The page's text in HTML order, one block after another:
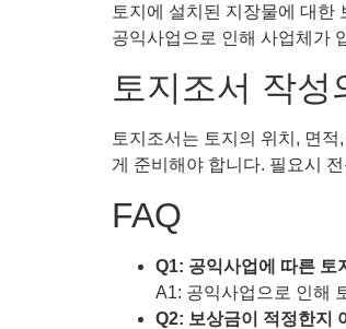
토지에 설치된 지장물에 대한
공익사업으로 인해 사업체가
토지조서 작성
토지조서는 토지의 위치, 면
게 준비해야 합니다. 필요시
FAQ
Q1: 공익사업에 따른 토
A1: 공익사업으로 인해
Q2: 보상금이 적정한지